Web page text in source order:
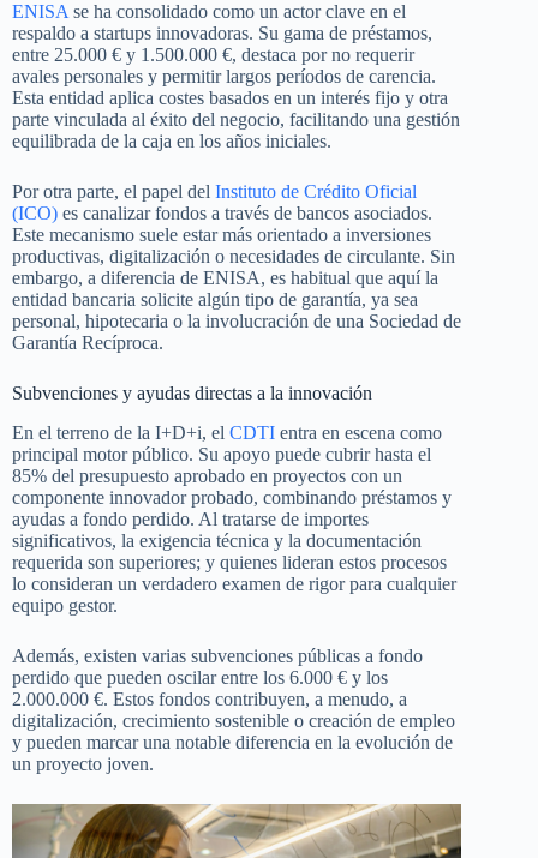
ENISA se ha consolidado como un actor clave en el
respaldo a startups innovadoras. Su gama de préstamos,
entre 25.000 € y 1.500.000 €, destaca por no requerir
avales personales y permitir largos períodos de carencia.
Esta entidad aplica costes basados en un interés fijo y otra
parte vinculada al éxito del negocio, facilitando una gestión
equilibrada de la caja en los años iniciales.
Por otra parte, el papel del Instituto de Crédito Oficial
(ICO) es canalizar fondos a través de bancos asociados.
Este mecanismo suele estar más orientado a inversiones
productivas, digitalización o necesidades de circulante. Sin
embargo, a diferencia de ENISA, es habitual que aquí la
entidad bancaria solicite algún tipo de garantía, ya sea
personal, hipotecaria o la involucración de una Sociedad de
Garantía Recíproca.
Subvenciones y ayudas directas a la innovación
En el terreno de la I+D+i, el CDTI entra en escena como
principal motor público. Su apoyo puede cubrir hasta el
85% del presupuesto aprobado en proyectos con un
componente innovador probado, combinando préstamos y
ayudas a fondo perdido. Al tratarse de importes
significativos, la exigencia técnica y la documentación
requerida son superiores; y quienes lideran estos procesos
lo consideran un verdadero examen de rigor para cualquier
equipo gestor.
Además, existen varias subvenciones públicas a fondo
perdido que pueden oscilar entre los 6.000 € y los
2.000.000 €. Estos fondos contribuyen, a menudo, a
digitalización, crecimiento sostenible o creación de empleo
y pueden marcar una notable diferencia en la evolución de
un proyecto joven.